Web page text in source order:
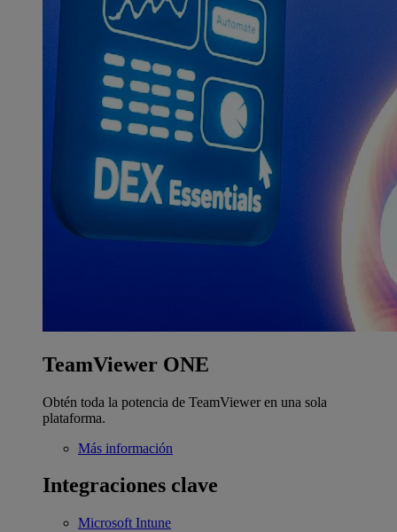
TeamViewer ONE
Obtén toda la potencia de TeamViewer en una sola
plataforma.
Más información
Integraciones clave
Microsoft Intune